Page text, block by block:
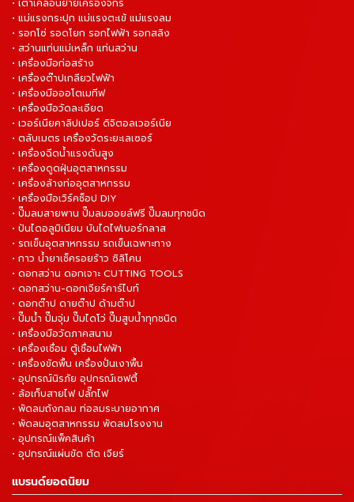
• เต่าเคลื่อนย้ายเครื่องจักร
• แม่แรงกระปุก แม่แรงตะเข้ แม่แรงลม
• รอกโซ่ รอดโยก รอกไฟฟ้า รอกสลิง
• สว่านแท่นแม่เหล็ก แท่นสว่าน
• เครื่องมือก่อสร้าง
• เครื่องต๊าปเกลียวไฟฟ้า
• เครื่องมือออโตเมทีฟ
• เครื่องมือวัดละเอียด
• เวอร์เนียคาลิปเปอร์ ดิจิตอลเวอร์เนีย
• ตลับเมตร เครื่องวัดระยะเลเซอร์
• เครื่องฉีดน้ำแรงดันสูง
• เครื่องดูดฝุ่นอุตสาหกรรม
• เครื่องล้างท่ออุตสาหกรรม
• เครื่องมือเวิร์คช็อป DIY
• ปั๊มลมสายพาน ปั๊มลมออยล์ฟรี ปั๊มลมทุกชนิด
• ปันไดอลูมิเนียม บันไดไฟเบอร์กลาส
• รถเข็นอุตสาหกรรม รถเข็นเฉพาะทาง
• กาว น้ำยาเช็ครอยร้าว ซิลิโคน
• ดอกสว่าน ดอกเจาะ CUTTING TOOLS
• ดอกสว่าน-ดอกเจียร์คาร์ไบท์
• ดอกต๊าป ดายต๊าป ด้ามต๊าป
• ปั๊มน้ำ ปั๊มจุ่ม ปั๊มไดโว่ ปั๊มสูบน้ำทุกชนิด
• เครื่องมือวัดภาคสนาม
• เครื่องเชื่อม ตู้เชื่อมไฟฟ้า
• เครื่องขัดพื้น เครื่องปั่นเงาพื้น
• อุปกรณ์นิรภัย อุปกรณ์เซฟตี้
• ล้อเก็บสายไฟ ปลั๊กไฟ
• พัดลมถังกลม ท่อลมระบายอากาศ
• พัดลมอุตสาหกรรม พัดลมโรงงาน
• อุปกรณ์แพ็คสินค้า
• อุปกรณ์แผ่นขัด ตัด เจียร์
แบรนด์ยอดนิยม